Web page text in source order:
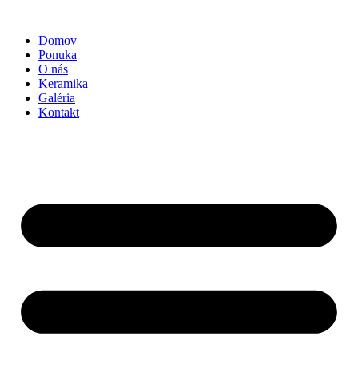
obsah
Domov
Ponuka
O nás
Keramika
Galéria
Kontakt